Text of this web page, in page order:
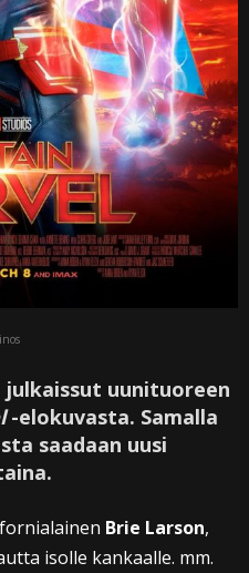
julkaissut uunituoreen
-elokuvasta. Samalla
saadaan uusi
Brie Larson,
isolle kankaalle. mm.